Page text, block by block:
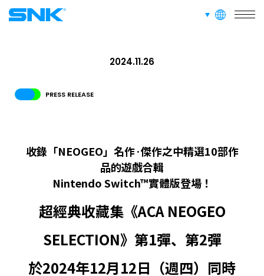
languages
網站信息
PRESS RELEASE
2024.11.26
收錄「NEOGEO」名作·傑作之中精選10部作
品的遊戲合輯
Nintendo Switch™實體版登場！
超經典收藏集《ACA NEOGEO
SELECTION》第1彈、第2彈
於2024年12月12日（週四）同時